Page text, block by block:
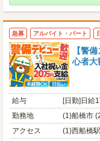
急募 アルバイト・パート
【警
心者大
給与
[日勤]日給
勤務地
(1)船橋市
アクセス
(1)西船橋